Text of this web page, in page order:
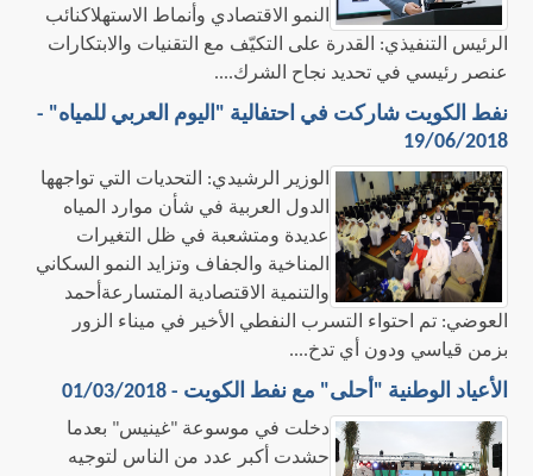
النمو الاقتصادي وأنماط الاستهلاكنائب
الرئيس التنفيذي: القدرة على التكيّف مع التقنيات والابتكارات
عنصر رئيسي في تحديد نجاح الشرك....
نفط الكويت شاركت في احتفالية "اليوم العربي للمياه" -
19/06/2018
​الوزير الرشيدي: التحديات التي تواجهها
الدول العربية في شأن موارد المياه
عديدة ومتشعبة في ظل التغيرات
المناخية والجفاف وتزايد النمو السكاني
والتنمية الاقتصادية المتسارعةأحمد
العوضي: تم احتواء التسرب النفطي الأخير في ميناء الزور
بزمن قياسي ودون أي تدخ....
الأعياد الوطنية "أحلى" مع نفط الكويت - 01/03/2018
​دخلت في موسوعة "غينيس" بعدما
حشدت أكبر عدد من الناس لتوجيه